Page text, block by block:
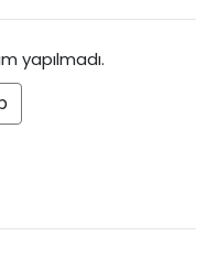
yapılmadı.